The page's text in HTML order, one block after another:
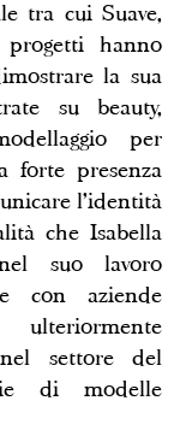
tra cui Suave,
hanno
la sua
su beauty,
per
forte presenza
l'identità
che Isabella
suo lavoro
con aziende
ulteriormente
settore del
di modelle